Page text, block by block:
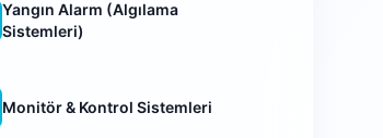
Yangın Alarm (Algılama
Sistemleri)
Monitör & Kontrol Sistemleri